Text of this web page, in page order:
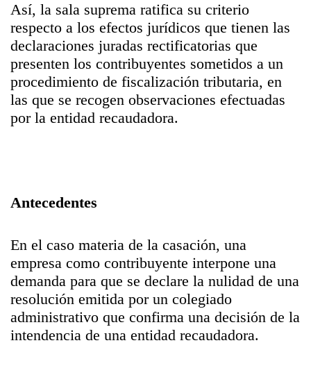
Así, la sala suprema ratifica su criterio
respecto a los efectos jurídicos que tienen las
declaraciones juradas rectificatorias que
presenten los contribuyentes sometidos a un
procedimiento de fiscalización tributaria, en
las que se recogen observaciones efectuadas
por la entidad recaudadora.
Antecedentes
En el caso materia de la casación, una
empresa como contribuyente interpone una
demanda para que se declare la nulidad de una
resolución emitida por un colegiado
administrativo que confirma una decisión de la
intendencia de una entidad recaudadora.